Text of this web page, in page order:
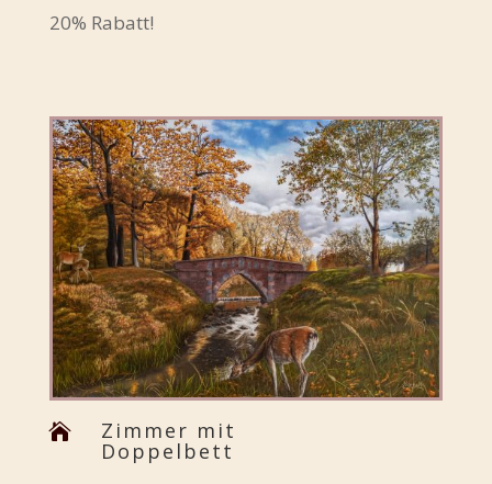
20% Rabatt!
 Zimmer mit
Doppelbett